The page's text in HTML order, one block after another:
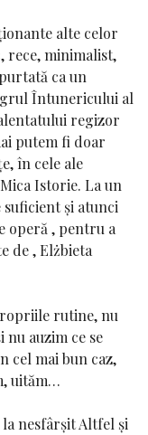
alte celor
rece, minimalist,
ca un
Întunericului al
regizor
putem fi doar
în cele ale
Istorie. La un
și atunci
operă , pentru a
de ,Elżbieta
rutine, nu
nu auzim ce se
cel mai bun caz,
uităm…
la nesfârșit Altfel și